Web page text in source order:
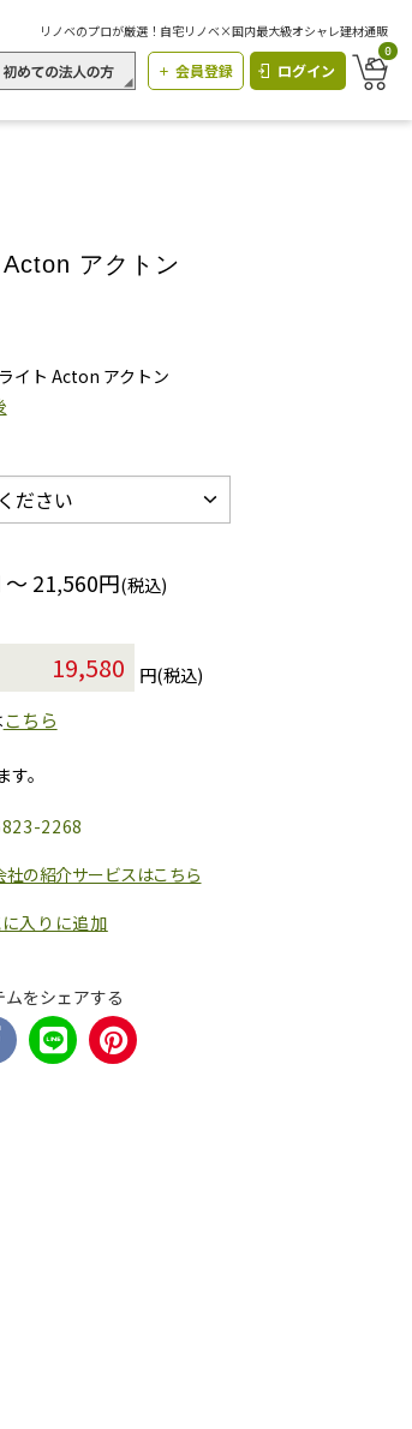
リノベのプロが厳選！自宅リノベ×国内最大級オシャレ建材通販
会員登録 ログイン
0
アクトン
イト Acton アクトン
21,560円(税込)
円(税込)
こちら
。
2268
社の紹介サービスはこちら
入りに追加
ムをシェアする